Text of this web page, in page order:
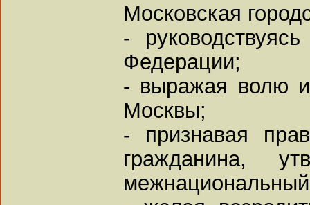
Московская
-
Федерации;
- выражая волю и
Москвы;
- признавая
гражданина,